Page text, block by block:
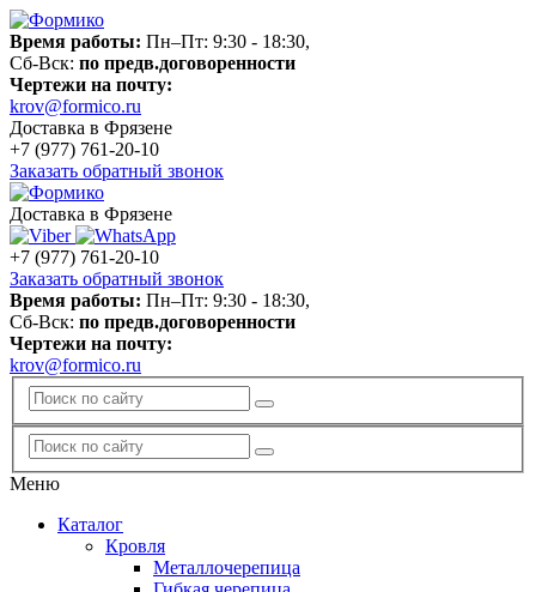
Время работы: Пн–Пт: 9:30 - 18:30,
Сб-Вск: по предв.договоренности
Чертежи на почту:
krov@formico.ru
Доставка в Фрязене
+7 (977) 761-20-10
Заказать обратный звонок
Доставка в Фрязене
+7 (977) 761-20-10
Заказать обратный звонок
Время работы: Пн–Пт: 9:30 - 18:30,
Сб-Вск: по предв.договоренности
Чертежи на почту:
krov@formico.ru
Меню
Каталог
Кровля
Металлочерепица